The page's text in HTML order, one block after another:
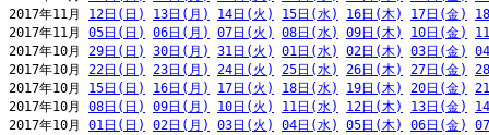
2017年11月 12日(日) 13日(月) 14日(火) 15日(水) 16日(木) 17日(金)
2017年11月 05日(日) 06日(月) 07日(火) 08日(水) 09日(木) 10日(金)
2017年10月 29日(日) 30日(月) 31日(火) 01日(水) 02日(木) 03日(金)
2017年10月 22日(日) 23日(月) 24日(火) 25日(水) 26日(木) 27日(金)
2017年10月 15日(日) 16日(月) 17日(火) 18日(水) 19日(木) 20日(金)
2017年10月 08日(日) 09日(月) 10日(火) 11日(水) 12日(木) 13日(金)
2017年10月 01日(日) 02日(月) 03日(火) 04日(水) 05日(木) 06日(金)